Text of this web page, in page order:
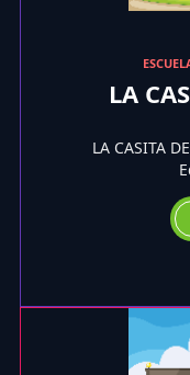
LA
LA CASITA